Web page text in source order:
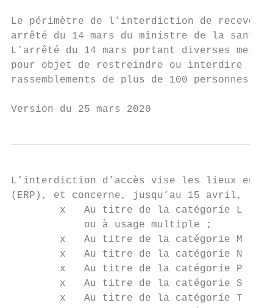
Le périmètre de l’interdiction de
arrêté du 14 mars du ministre de la santé.
L’arrêté du 14 mars portant diverses
pour objet de restreindre ou interdire
rassemblements de plus de 100 personnes.
Version du 25 mars 2020
L’interdiction d’accès vise les lieux
(ERP), et concerne, jusqu’au 15 avril,
x   Au titre de la catégorie L :
            ou à usage multiple ;
x   Au titre de la catégorie M :
x   Au titre de la catégorie N :
x   Au titre de la catégorie P :
x   Au titre de la catégorie S :
x   Au titre de la catégorie T :